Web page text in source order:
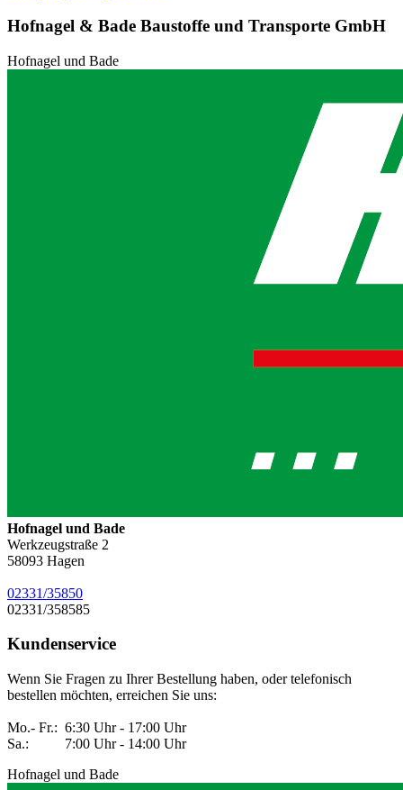
Hofnagel & Bade Baustoffe und Transporte GmbH
Hofnagel und Bade
Hofnagel und Bade
Werkzeugstraße 2
58093 Hagen
02331/35850
02331/358585
Kundenservice
Wenn Sie Fragen zu Ihrer Bestellung haben, oder telefonisch
bestellen möchten, erreichen Sie uns:
Mo.- Fr.: 6:30 Uhr - 17:00 Uhr
Sa.: 7:00 Uhr - 14:00 Uhr
Hofnagel und Bade